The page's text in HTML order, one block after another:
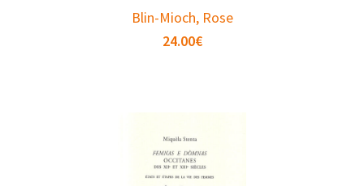
Blin-Mioch, Rose
24.00€